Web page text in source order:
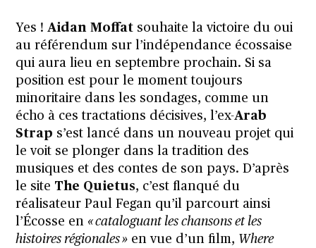
Yes ! Aidan Moffat souhaite la victoire du oui
au référendum sur l’indépendance écossaise
qui aura lieu en septembre prochain. Si sa
position est pour le moment toujours
minoritaire dans les sondages, comme un
écho à ces tractations décisives, l’ex-Arab
Strap s’est lancé dans un nouveau projet qui
le voit se plonger dans la tradition des
musiques et des contes de son pays. D’après
le site The Quietus, c’est flanqué du
réalisateur Paul Fegan qu’il parcourt ainsi
l’Écosse en « cataloguant les chansons et les
histoires régionales » en vue d’un film, Where